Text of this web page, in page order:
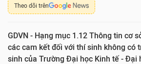
Theo dõi trên
GDVN - Hạng mục 1.12 Thông tin cơ
các cam kết đối với thí sinh không có
sinh của Trường Đại học Kinh tế - Đại